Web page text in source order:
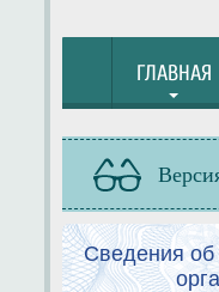
ГЛАВНАЯ
Сведения об